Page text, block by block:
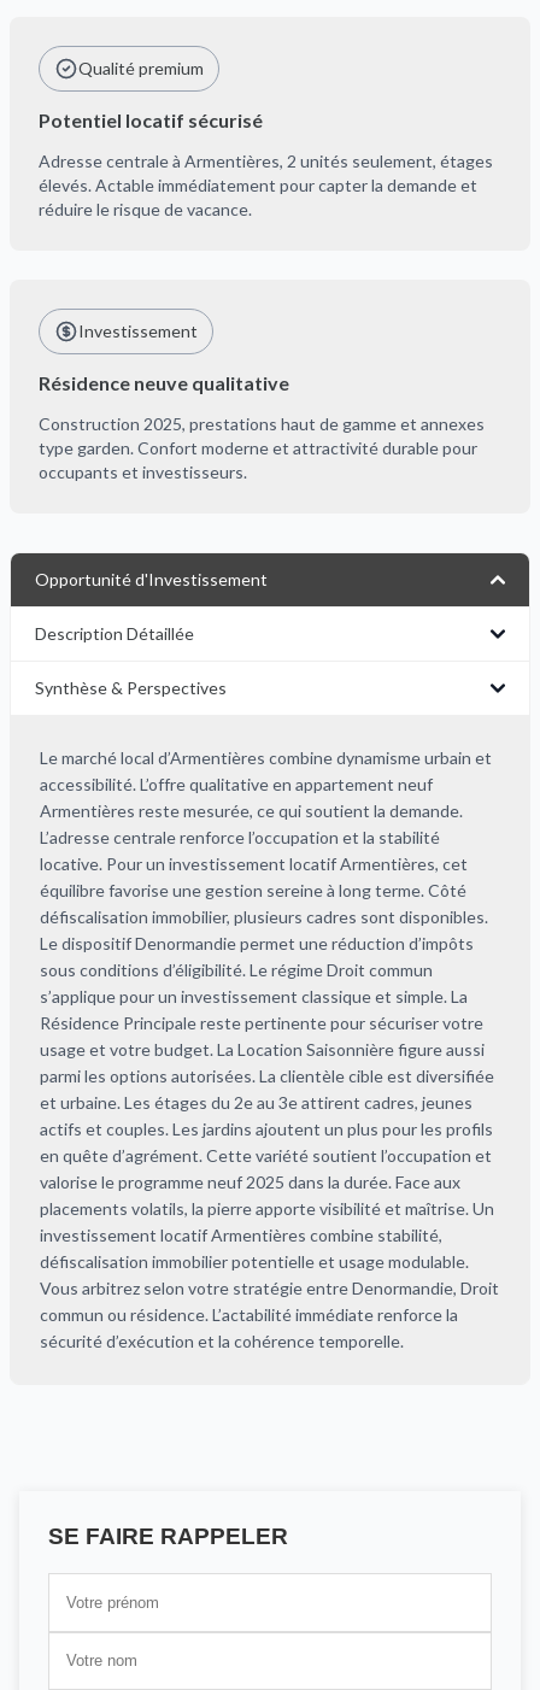
Qualité premium
Potentiel locatif sécurisé
Adresse centrale à Armentières, 2 unités seulement, étages
élevés. Actable immédiatement pour capter la demande et
réduire le risque de vacance.
Investissement
Résidence neuve qualitative
Construction 2025, prestations haut de gamme et annexes
type garden. Confort moderne et attractivité durable pour
occupants et investisseurs.
Opportunité d'Investissement
Description Détaillée
Synthèse & Perspectives
Le marché local d’Armentières combine dynamisme urbain et
accessibilité. L’offre qualitative en appartement neuf
Armentières reste mesurée, ce qui soutient la demande.
L’adresse centrale renforce l’occupation et la stabilité
locative. Pour un investissement locatif Armentières, cet
équilibre favorise une gestion sereine à long terme. Côté
défiscalisation immobilier, plusieurs cadres sont disponibles.
Le dispositif Denormandie permet une réduction d’impôts
sous conditions d’éligibilité. Le régime Droit commun
s’applique pour un investissement classique et simple. La
Résidence Principale reste pertinente pour sécuriser votre
usage et votre budget. La Location Saisonnière figure aussi
parmi les options autorisées. La clientèle cible est diversifiée
et urbaine. Les étages du 2e au 3e attirent cadres, jeunes
actifs et couples. Les jardins ajoutent un plus pour les profils
en quête d’agrément. Cette variété soutient l’occupation et
valorise le programme neuf 2025 dans la durée. Face aux
placements volatils, la pierre apporte visibilité et maîtrise. Un
investissement locatif Armentières combine stabilité,
défiscalisation immobilier potentielle et usage modulable.
Vous arbitrez selon votre stratégie entre Denormandie, Droit
commun ou résidence. L’actabilité immédiate renforce la
sécurité d’exécution et la cohérence temporelle.
SE FAIRE RAPPELER